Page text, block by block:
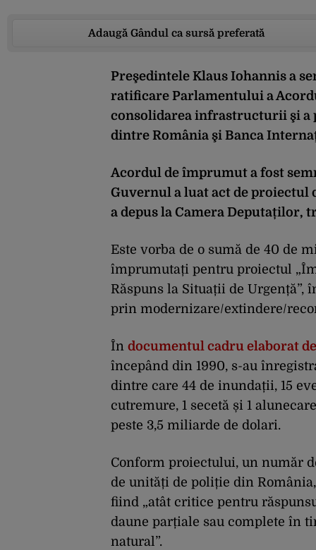
Adaugă Gândul ca sursă preferată
Preşedintele Klaus Iohannis a
ratificare Parlamentului a
consolidarea infrastructurii şi
dintre România şi Banca
Acordul de împrumut a fost
Guvernul a luat act de proiectul
a depus la Camera Deputaților,
Este vorba de o sumă de 40 de
împrumutați pentru proiectul
Răspuns la Situații de
prin modernizare/extindere/
În documentul cadru elaborat
începând din 1990, s-au
dintre care 44 de inundații, 15
cutremure, 1 secetă și 1
peste 3,5 miliarde de dolari.
Conform proiectului, un număr
de unități de poliție din
fiind „atât critice pentru
daune parțiale sau complete în
natural”.